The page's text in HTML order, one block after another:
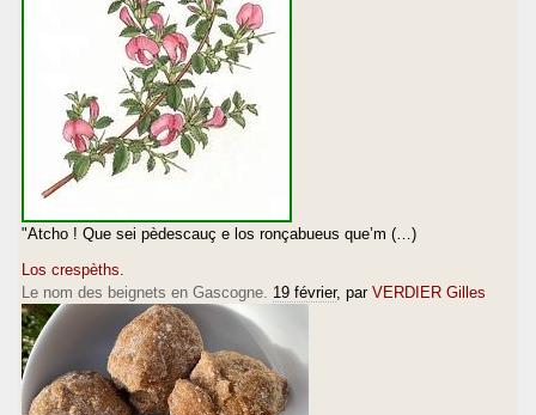
"Atcho ! Que sei pèdescauç e los ronçabueus que’m (…)
Los crespèths.
Le nom des beignets en Gascogne. 19 février, par VERDIER Gilles